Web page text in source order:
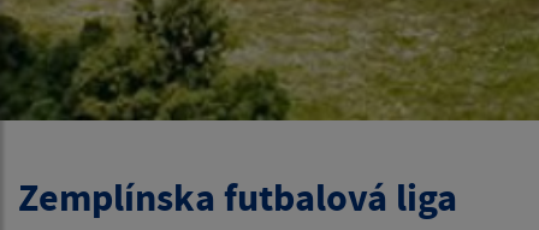
Zemplínska futbalová liga